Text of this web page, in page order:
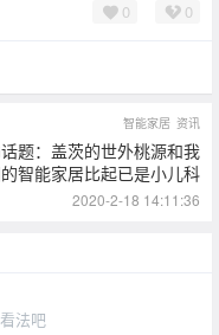
0 0
智能家居 资讯
题：盖茨的世外桃源和我
智能家居比起已是小儿科
2020-2-18 14:11:36
法吧